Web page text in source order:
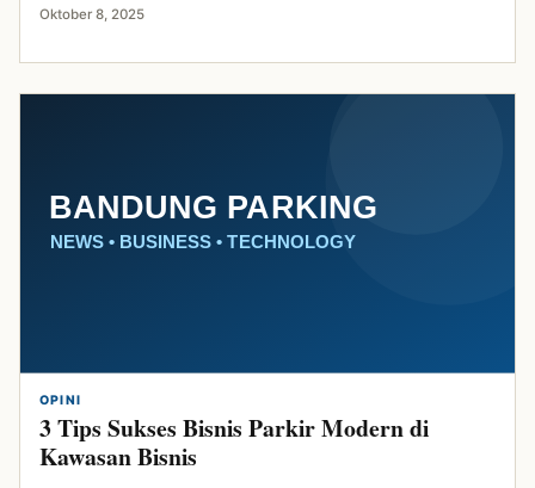
Oktober 8, 2025
OPINI
3 Tips Sukses Bisnis Parkir Modern di
Kawasan Bisnis